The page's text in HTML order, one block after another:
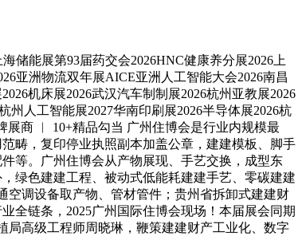
储能展第93届药交会2026HNC健康养分展2026上
亚洲物流双年展AICE亚洲人工智能大会2026南昌
机床展2026武汉汽车制制展2026杭州亚教展2026
州人工智能展2027华南印刷展2026半导体展2026杭
展商 ︱ 10+精品勾当 广州住博会是行业内规模最
畴，复印停业执照副本加盖公章，建建模板、脚手
等。广州住博会从产物展现、手艺交换，成型东
绿色建建工程、被动式低能耗建建手艺、零碳建建
空调设备取产物、管材管件；贵州省拆卸式建建财
全链条，2025广州国际住博会现场！本届展会同期
局高级工程师周晓琳，鞭策建建财产工业化、数字